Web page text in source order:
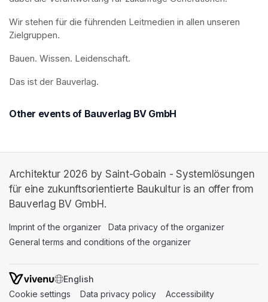
Wir stehen für die führenden Leitmedien in allen unseren
Zielgruppen.
Bauen. Wissen. Leidenschaft.
Das ist der Bauverlag.
Other events of Bauverlag BV GmbH
Architektur 2026 by Saint-Gobain - Systemlösungen
für eine zukunftsorientierte Baukultur is an offer from
Bauverlag BV GmbH.
Imprint of the organizer (opens in a new tab)
Data privacy of the organizer
General terms and conditions of the organizer
SWITCH LANGUAGE
Cookie settings (opens in a new tab)
Data privacy policy (opens in a new tab)
Accessibility